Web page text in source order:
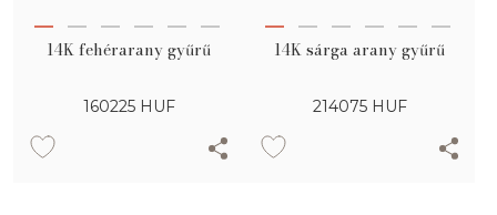
14K fehérarany gyűrű
160225 HUF
14K sárga arany gyűrű
214075 HUF